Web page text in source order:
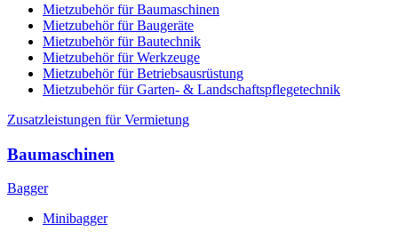
Mietzubehör für Baumaschinen
Mietzubehör für Baugeräte
Mietzubehör für Bautechnik
Mietzubehör für Werkzeuge
Mietzubehör für Betriebsausrüstung
Mietzubehör für Garten- & Landschaftspflegetechnik
Zusatzleistungen für Vermietung
Baumaschinen
Bagger
Minibagger